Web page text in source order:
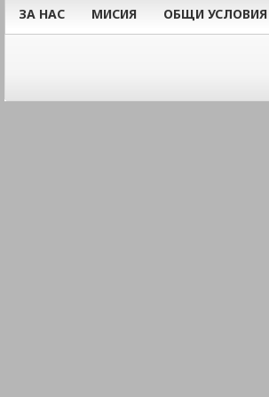
ЗА НАС МИСИЯ ОБЩИ УСЛОВИЯ